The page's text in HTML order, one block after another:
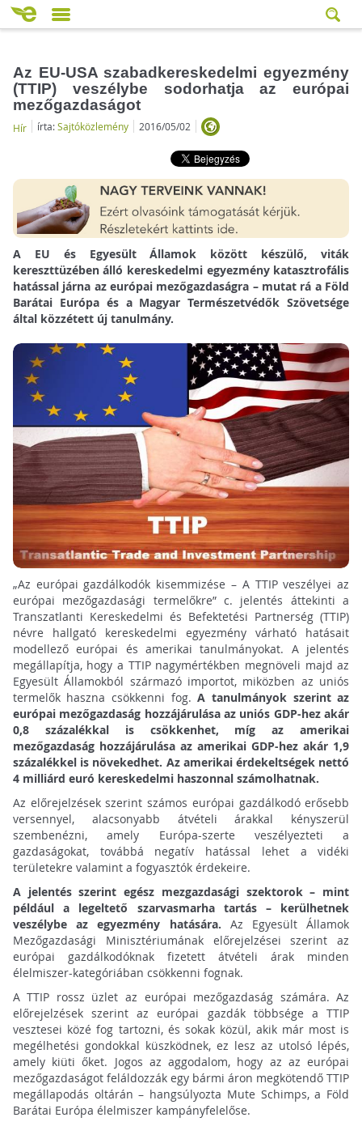
Az EU-USA szabadkereskedelmi egyezmény
(TTIP) veszélybe sodorhatja az európai
mezőgazdaságot
Hír írta:Sajtóközlemény 2016/05/02
A EU és Egyesült Államok között készülő, viták
kereszttüzében álló kereskedelmi egyezmény katasztrofális
hatással járna az európai mezőgazdaságra – mutat rá a Föld
Barátai Európa és a Magyar Természetvédők Szövetsége
által közzétett új tanulmány.
„Az európai gazdálkodók kisemmizése – A TTIP veszélyei az
európai mezőgazdasági termelőkre” c. jelentés áttekinti a
Transzatlanti Kereskedelmi és Befektetési Partnerség (TTIP)
névre hallgató kereskedelmi egyezmény várható hatásait
modellező európai és amerikai tanulmányokat. A jelentés
megállapítja, hogy a TTIP nagymértékben megnöveli majd az
Egyesült Államokból származó importot, miközben az uniós
termelők haszna csökkenni fog.A tanulmányok szerint az
európai mezőgazdaság hozzájárulása az uniós GDP-hez akár
0,8 százalékkal is csökkenhet, míg az amerikai
mezőgazdaság hozzájárulása az amerikai GDP-hez akár 1,9
százalékkel is növekedhet. Az amerikai érdekeltségek nettó
4 milliárd euró kereskedelmi haszonnal számolhatnak.
Az előrejelzések szerint számos európai gazdálkodó erősebb
versennyel, alacsonyabb átvételi árakkal kényszerül
szembenézni, amely Európa-szerte veszélyezteti a
gazdaságokat, továbbá negatív hatással lehet a vidéki
területekre valamint a fogyasztók érdekeire.
A jelentés szerint egész mezgazdasági szektorok – mint
például a legeltető szarvasmarha tartás – kerülhetnek
veszélybe az egyezmény hatására. Az Egyesült Államok
Mezőgazdasági Minisztériumának előrejelzései szerint az
európai gazdálkodóknak fizetett átvételi árak minden
élelmiszer-kategóriában csökkenni fognak.
A TTIP rossz üzlet az európai mezőgazdaság számára. Az
előrejelzések szerint az európai gazdák többsége a TTIP
vesztesei közé fog tartozni, és sokak közül, akik már most is
megélhetési gondokkal küszködnek, ez lesz az utolsó lépés,
amely kiüti őket. Jogos az aggodalom, hogy az az európai
mezőgazdaságot feláldozzák egy bármi áron megkötendő TTIP
megállapodás oltárán – hangsúlyozta Mute Schimps, a Föld
Barátai Európa élelmiszer kampányfelelőse.